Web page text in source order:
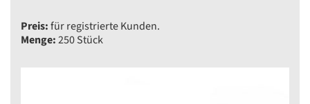
Preis:für registrierte Kunden.
Menge:250 Stück